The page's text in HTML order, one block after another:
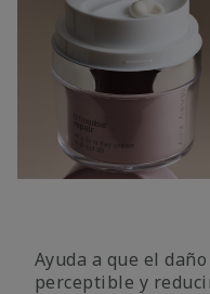
Ayuda a que el
perceptible y